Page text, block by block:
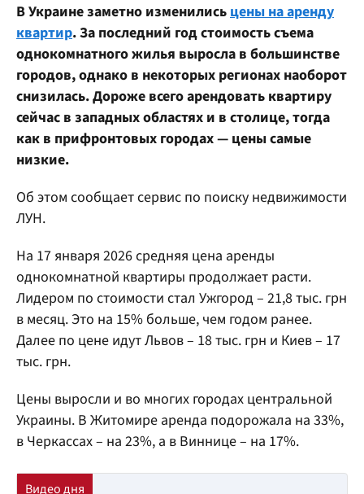
В Украине заметно изменились цены на аренду
квартир. За последний год стоимость съема
однокомнатного жилья выросла в большинстве
городов, однако в некоторых регионах наоборот
снизилась. Дороже всего арендовать квартиру
сейчас в западных областях и в столице, тогда
как в прифронтовых городах — цены самые
низкие.
Об этом сообщает сервис по поиску недвижимости
ЛУН.
На 17 января 2026 средняя цена аренды
однокомнатной квартиры продолжает расти.
Лидером по стоимости стал Ужгород – 21,8 тыс. грн
в месяц. Это на 15% больше, чем годом ранее.
Далее по цене идут Львов – 18 тыс. грн и Киев – 17
тыс. грн.
Цены выросли и во многих городах центральной
Украины. В Житомире аренда подорожала на 33%,
в Черкассах – на 23%, а в Виннице – на 17%.